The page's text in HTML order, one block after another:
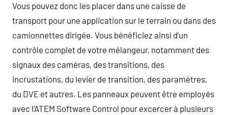
Vous pouvez donc les placer dans une caisse de
transport pour une application sur le terrain ou dans des
camionnettes dirigée. Vous bénéficiez ainsi d’un
contrôle complet de votre mélangeur, notamment des
signaux des caméras, des transitions, des
incrustations, du levier de transition, des paramètres,
du DVE et autres. Les panneaux peuvent être employés
avec l’ATEM Software Control pour excercer à plusieurs